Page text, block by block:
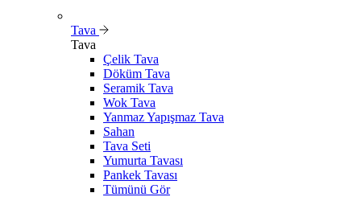
Tava
Tava
Çelik Tava
Döküm Tava
Seramik Tava
Wok Tava
Yanmaz Yapışmaz Tava
Sahan
Tava Seti
Yumurta Tavası
Pankek Tavası
Tümünü Gör